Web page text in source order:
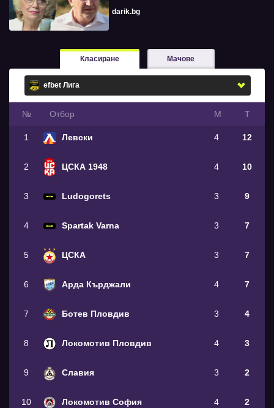
darik.bg
Класиране Мачове
№ Oтбор М Т
1 Левски 4 12
2 ЦСКА 1948 4 10
3 Ludogorets 3 9
4 Spartak Varna 3 7
5 ЦСКА 3 7
6 Арда Кърджали 4 7
7 Ботев Пловдив 3 4
8 Локомотив Пловдив 4 3
9 Славия 3 2
10 Локомотив София 4 2